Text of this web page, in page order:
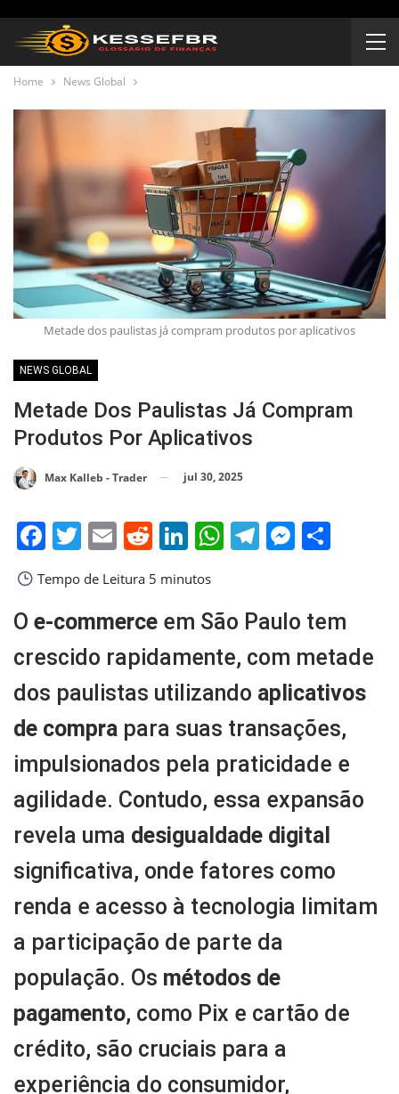
Home News Global
Metade dos paulistas já compram produtos por aplicativos
NEWS GLOBAL
Metade Dos Paulistas Já Compram
Produtos Por Aplicativos
Max Kalleb - Trader jul 30, 2025
Facebook
Twitter
EmailReddit
LinkedIn
WhatsApp
Telegram
Tempo de Leitura 5 minutos
O e-commerce em São Paulo tem
crescido rapidamente, com metade
dos paulistas utilizando aplicativos
de compra para suas transações,
impulsionados pela praticidade e
agilidade. Contudo, essa expansão
revela uma desigualdade digital
significativa, onde fatores como
renda e acesso à tecnologia limitam
a participação de parte da
população. Os métodos de
pagamento, como Pix e cartão de
crédito, são cruciais para a
experiência do consumidor,